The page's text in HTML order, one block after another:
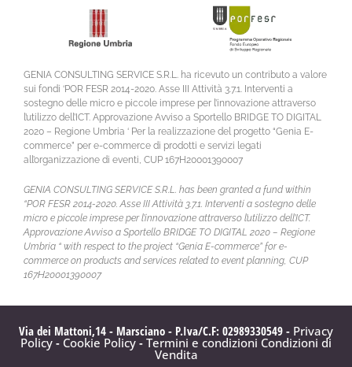
GENIA CONSULTING SERVICE S.R.L. ha ricevuto un contributo a valore
sui fondi ‘POR FESR 2014-2020. Asse III Attività 3.7.1. Interventi a
sostegno delle micro e piccole imprese per l’innovazione attraverso
l’utilizzo dell’ICT. Approvazione Avviso a Sportello BRIDGE TO DIGITAL
2020 – Regione Umbria ‘ Per la realizzazione del progetto “Genia E-
commerce” per e-commerce di prodotti e servizi legati
all’organizzazione di eventi, CUP 167H20001390007
GENIA CONSULTING SERVICE S.R.L. has been granted a fund within
“POR FESR 2014-2020. Asse III Attività 3.7.1. Interventi a sostegno delle
micro e piccole imprese per l’innovazione attraverso l’utilizzo dell’ICT.
Approvazione Avviso a Sportello BRIDGE TO DIGITAL 2020 – Regione
Umbria “ with respect to the project “Genia E-commerce” for e-
commerce on products and services related to event planning, CUP
167H20001390007
Via dei Mattoni,14 - Marsciano - P.Iva/C.F: 02989330549 - Privacy
Policy - Cookie Policy - Termini e condizioni Condizioni di
Vendita